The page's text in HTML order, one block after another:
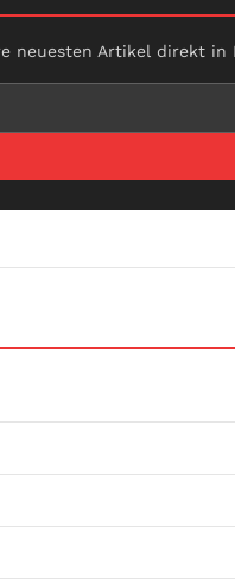
neuesten Artikel direkt